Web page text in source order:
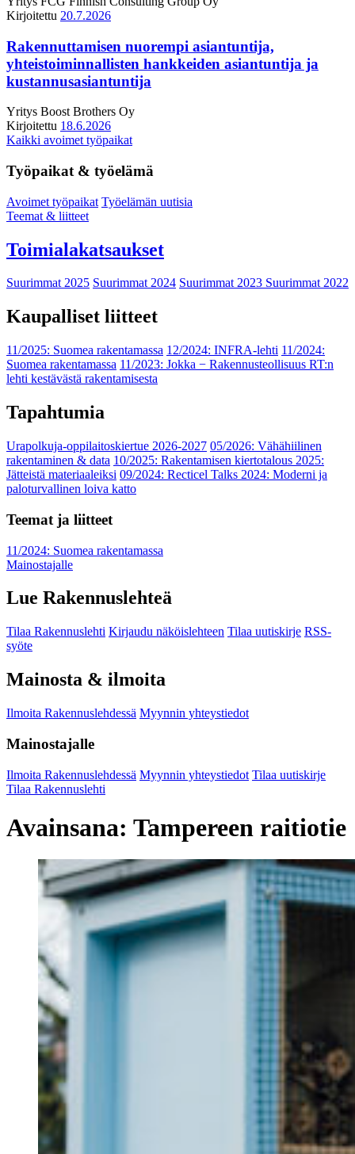
Kirjoitettu 20.7.2026
Rakennuttamisen nuorempi asiantuntija,
yhteistoiminnallisten hankkeiden asiantuntija ja
kustannusasiantuntija
Yritys Boost Brothers Oy
Kirjoitettu 18.6.2026
Kaikki avoimet työpaikat
Työpaikat & työelämä
Avoimet työpaikat Työelämän uutisia
Teemat & liitteet
Toimialakatsaukset
Suurimmat 2025 Suurimmat 2024 Suurimmat 2023 Suurimmat 2022
Kaupalliset liitteet
11/2025: Suomea rakentamassa 12/2024: INFRA-lehti 11/2024:
Suomea rakentamassa 11/2023: Jokka − Rakennusteollisuus RT:n
lehti kestävästä rakentamisesta
Tapahtumia
Urapolkuja-oppilaitoskiertue 2026-2027 05/2026: Vähähiilinen
rakentaminen & data 10/2025: Rakentamisen kiertotalous 2025:
Jätteistä materiaaleiksi 09/2024: Recticel Talks 2024: Moderni ja
paloturvallinen loiva katto
Teemat ja liitteet
11/2024: Suomea rakentamassa
Mainostajalle
Lue Rakennuslehteä
Tilaa Rakennuslehti Kirjaudu näköislehteen Tilaa uutiskirje RSS-
syöte
Mainosta & ilmoita
Ilmoita Rakennuslehdessä Myynnin yhteystiedot
Mainostajalle
Ilmoita Rakennuslehdessä Myynnin yhteystiedot Tilaa uutiskirje
Tilaa Rakennuslehti
Avainsana: Tampereen raitiotie